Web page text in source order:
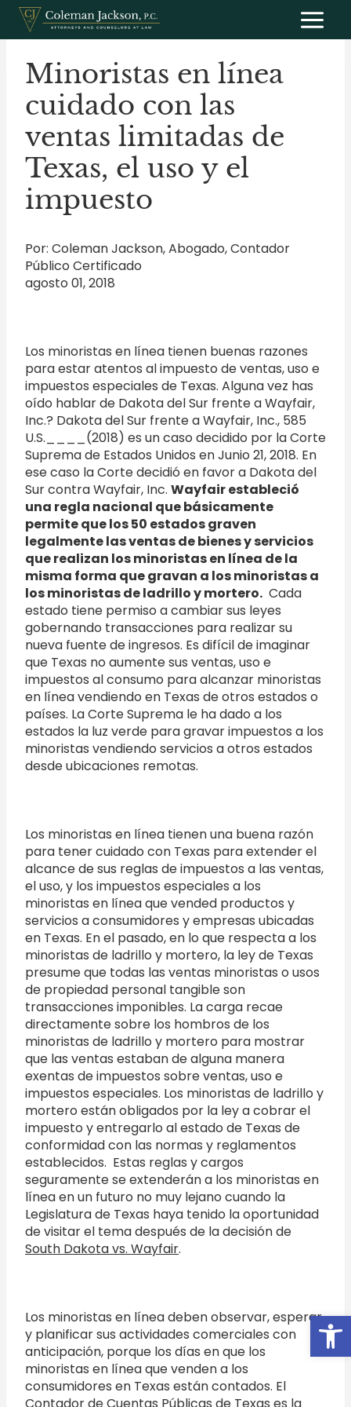
Saltar
contenido
Minoristas en línea
cuidado con las
ventas limitadas de
Texas, el uso y el
impuesto
Por: Coleman Jackson, Abogado, Contador
Público Certificado
agosto 01, 2018
Los minoristas en línea tienen buenas razones
para estar atentos al impuesto de ventas, uso e
impuestos especiales de Texas. Alguna vez has
oído hablar de Dakota del Sur frente a Wayfair,
Inc.? Dakota del Sur frente a Wayfair, Inc., 585
U.S.____(2018) es un caso decidido por la Corte
Suprema de Estados Unidos en Junio 21, 2018. En
ese caso la Corte decidió en favor a Dakota del
Sur contra Wayfair, Inc. Wayfair estableció
una regla nacional que básicamente
permite que los 50 estados graven
legalmente las ventas de bienes y servicios
que realizan los minoristas en línea de la
misma forma que gravan a los minoristas a
los minoristas de ladrillo y mortero. Cada
estado tiene permiso a cambiar sus leyes
gobernando transacciones para realizar su
nueva fuente de ingresos. Es difícil de imaginar
que Texas no aumente sus ventas, uso e
impuestos al consumo para alcanzar minoristas
en línea vendiendo en Texas de otros estados o
países. La Corte Suprema le ha dado a los
estados la luz verde para gravar impuestos a los
minoristas vendiendo servicios a otros estados
desde ubicaciones remotas.
Los minoristas en línea tienen una buena razón
para tener cuidado con Texas para extender el
alcance de sus reglas de impuestos a las ventas,
el uso, y los impuestos especiales a los
minoristas en línea que vended productos y
servicios a consumidores y empresas ubicadas
en Texas. En el pasado, en lo que respecta a los
minoristas de ladrillo y mortero, la ley de Texas
presume que todas las ventas minoristas o usos
de propiedad personal tangible son
transacciones imponibles. La carga recae
directamente sobre los hombros de los
minoristas de ladrillo y mortero para mostrar
que las ventas estaban de alguna manera
exentas de impuestos sobre ventas, uso e
impuestos especiales. Los minoristas de ladrillo y
mortero están obligados por la ley a cobrar el
impuesto y entregarlo al estado de Texas de
conformidad con las normas y reglamentos
establecidos. Estas reglas y cargos
seguramente se extenderán a los minoristas en
línea en un futuro no muy lejano cuando la
Legislatura de Texas haya tenido la oportunidad
de visitar el tema después de la decisión de
South Dakota vs. Wayfair.
Los minoristas en línea deben observar, esperar,
y planificar sus actividades comerciales con
anticipación, porque los días en que los
minoristas en línea que venden a los
consumidores en Texas están contados. El